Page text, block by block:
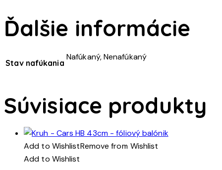
Ďalšie informácie
Stav nafúkania
Nafúkaný, Nenafúkaný
Súvisiace produkty
Add to WishlistRemove from Wishlist
Add to Wishlist